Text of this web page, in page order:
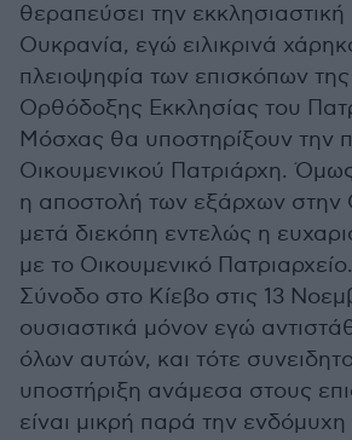
θεραπεύσει την
Ουκρανία, εγώ ειλικρινά
πλειοψηφία των επισκόπων
Ορθόδοξης Εκκλησίας του
Μόσχας θα υποστηρίξουν την
Οικουμενικού Πατριάρχη.
η αποστολή των εξάρχων στην
μετά διεκόπη εντελώς η
με το Οικουμενικό
Σύνοδο στο Κίεβο στις 13
ουσιαστικά μόνον εγώ
όλων αυτών, και τότε
υποστήριξη ανάμεσα στους
είναι μικρή παρά την ενδόμυχη